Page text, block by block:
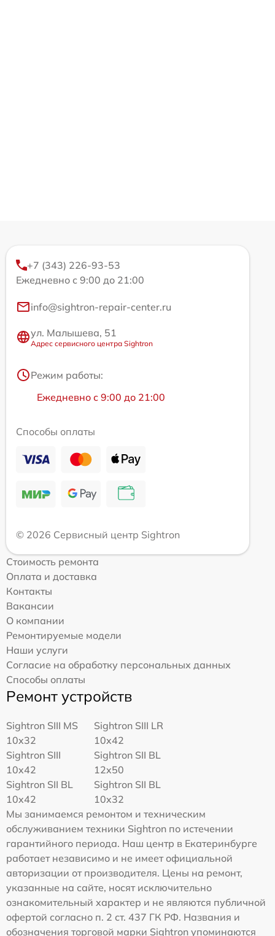
+7 (343) 226-93-53
Ежедневно с 9:00 до 21:00
info@sightron-repair-center.ru
ул. Малышева, 51
Адрес сервисного центра Sightron
Режим работы:
Ежедневно с 9:00 до 21:00
Способы оплаты
© 2026 Сервисный центр Sightron
Стоимость ремонта
Оплата и доставка
Контакты
Вакансии
О компании
Ремонтируемые модели
Наши услуги
Согласие на обработку персональных данных
Способы оплаты
Ремонт устройств
Sightron SIII MS
10x32
Sightron SIII LR
10x42
Sightron SIII
10x42
Sightron SII BL
12x50
Sightron SII BL
10x42
Sightron SII BL
10x32
Мы занимаемся ремонтом и техническим
обслуживанием техники Sightron по истечении
гарантийного периода. Наш центр в Екатеринбурге
работает независимо и не имеет официальной
авторизации от производителя. Цены на ремонт,
указанные на сайте, носят исключительно
ознакомительный характер и не являются публичной
офертой согласно п. 2 ст. 437 ГК РФ. Названия и
обозначения торговой марки Sightron упоминаются